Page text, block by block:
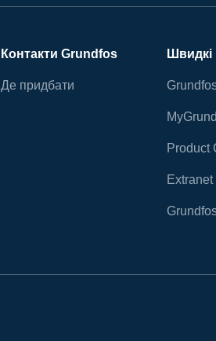
Контакти Grundfos
Де придбати
Product
Extranet